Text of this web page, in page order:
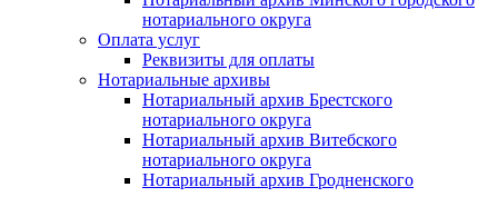
нотариального округа
Оплата услуг
Реквизиты для оплаты
Нотариальные архивы
Нотариальный архив Брестского
нотариального округа
Нотариальный архив Витебского
нотариального округа
Нотариальный архив Гродненского